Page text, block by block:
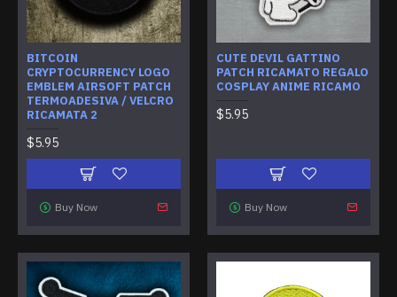
BITCOIN
CRYPTOCURRENCY LOGO
EMBLEM AIRSOFT PATCH
TERMOADESIVA / VELCRO
RICAMATA 2
$5.95
Buy Now
CUTE DEVIL GATTINO
PATCH RICAMATO REGALO
COSPLAY ANIME RICAMO
$5.95
Buy Now